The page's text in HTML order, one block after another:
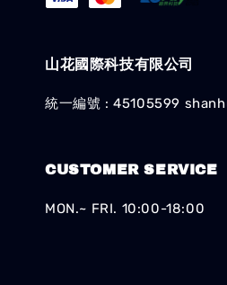
山花國際科技有限公司
統一編號 : 45105599
CUSTOMER SERVICE
MON.~ FRI. 10:00-18:00